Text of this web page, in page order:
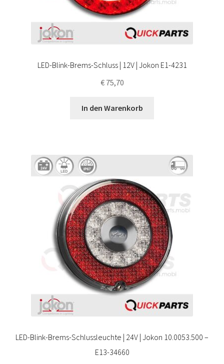
LED-Blink-Brems-Schluss | 12V | Jokon E1-4231
€75,70
In den Warenkorb
LED-Blink-Brems-Schlussleuchte | 24V | Jokon 10.0053.500 –
E13-34660